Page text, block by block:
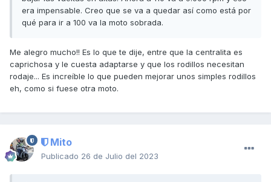
era impensable. Creo que se va a quedar así como está por
qué para ir a 100 va la moto sobrada.
Me alegro mucho!! Es lo que te dije, entre que la centralita es
caprichosa y le cuesta adaptarse y que los rodillos necesitan
rodaje... Es increíble lo que pueden mejorar unos simples rodillos
eh, como si fuese otra moto.
Mito
Publicado 26 de Julio del 2023